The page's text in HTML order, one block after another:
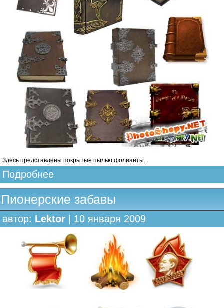
Здесь представлены покрытые пылью фолианты.
Подробнее
Пионерские забавы
автор: Lektor | 10 января 2009